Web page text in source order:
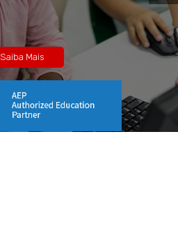
Saiba Mais